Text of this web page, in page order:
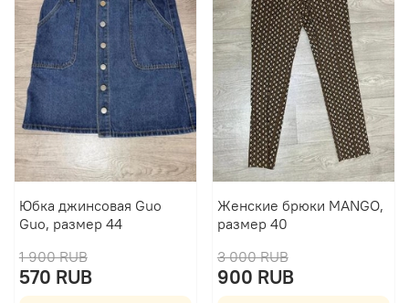
Юбка джинсовая Guo
Guo, размер 44
1 900 RUB
570 RUB
Женские брюки MANGO,
размер 40
3 000 RUB
900 RUB